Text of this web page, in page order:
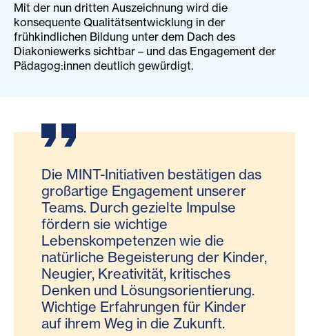
Mit der nun dritten Auszeichnung wird die
konsequente Qualitätsentwicklung in der
frühkindlichen Bildung unter dem Dach des
Diakoniewerks sichtbar – und das Engagement der
Pädagog:innen deutlich gewürdigt.
Die MINT-Initiativen bestätigen das
großartige Engagement unserer
Teams. Durch gezielte Impulse
fördern sie wichtige
Lebenskompetenzen wie die
natürliche Begeisterung der Kinder,
Neugier, Kreativität, kritisches
Denken und Lösungsorientierung.
Wichtige Erfahrungen für Kinder
auf ihrem Weg in die Zukunft.